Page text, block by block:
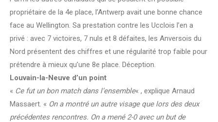
propriétaire de la 4e place, l’Antwerp avait une bonne chance
face au Wellington. Sa prestation contre les Ucclois l’en a
privé : avec 7 victoires, 7 nuls et 8 défaites, les Anversois du
Nord présentent des chiffres et une régularité trop faible pour
prétendre à mieux qu’une 8e place. Déception.
Louvain-la-Neuve d’un point
« Ce fut un bon match dans l’ensemble« , explique Arnaud
Massaert. « On a montré un autre visage que lors des deux
précédentes rencontres. On a mené 2-0 avec un but de